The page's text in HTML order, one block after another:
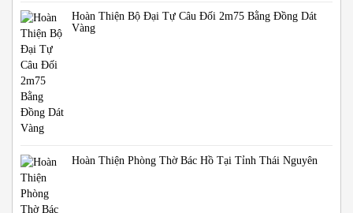
Hoàn Thiện Bộ Đại Tự Câu Đối 2m75 Bằng Đồng Dát
Vàng
Hoàn Thiện Phòng Thờ Bác Hồ Tại Tỉnh Thái Nguyên